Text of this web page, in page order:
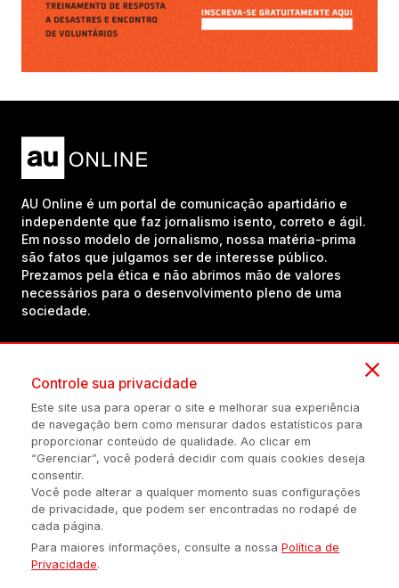
AU Online é um portal de comunicação apartidário e
independente que faz jornalismo isento, correto e ágil.
Em nosso modelo de jornalismo, nossa matéria-prima
são fatos que julgamos ser de interesse público.
Prezamos pela ética e não abrimos mão de valores
necessários para o desenvolvimento pleno de uma
sociedade.
(54) 98434-8385
Política de privacidade Configuração de Cookies Quem Somos
É proibida a reprodução do conteúdo desta página em qualquer
meio de comunicação, eletrônico ou impreso, sem autorização
Controle sua privacidade
Este site usa para operar o site e melhorar sua experiência
de navegação bem como mensurar dados estatísticos para
proporcionar conteúdo de qualidade. Ao clicar em
“Gerenciar”, você poderá decidir com quais cookies deseja
consentir.
Você pode alterar a qualquer momento suas configurações
de privacidade, que podem ser encontradas no rodapé de
cada página.
Para maiores informações, consulte a nossaPolítica de
Privacidade.